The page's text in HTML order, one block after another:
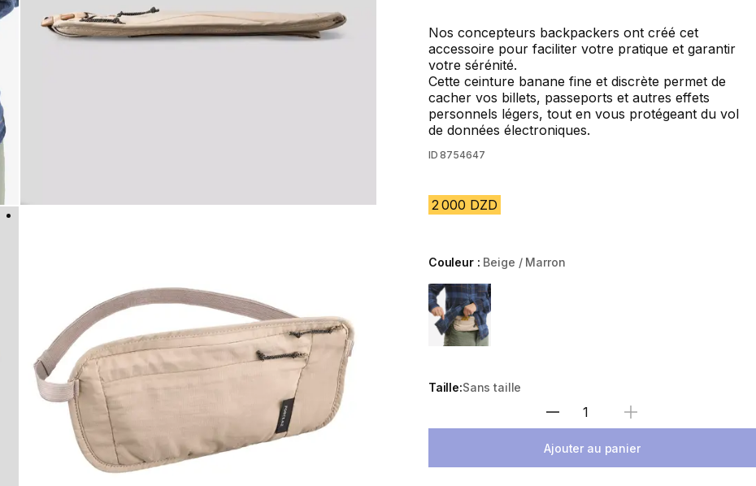
Nos concepteurs backpackers ont créé cet
accessoire pour faciliter votre pratique et garantir
votre sérénité.
Cette ceinture banane fine et discrète permet de
cacher vos billets, passeports et autres effets
personnels légers, tout en vous protégeant du vol
de données électroniques.
ID 8754647
2 000 DZD
Couleur : Beige / Marron
Choose a variant
Taille:Sans taille
Sélectionnez la quantité
Ajouter au panier